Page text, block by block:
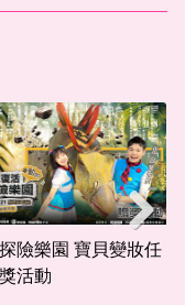
中獎名單｜「哆啦A
識百寶袋！」贈獎活